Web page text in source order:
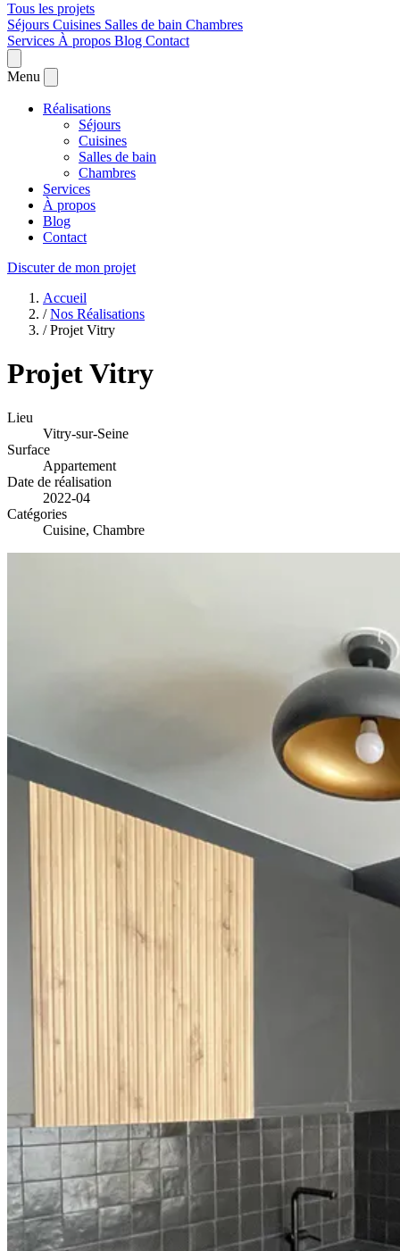
Tous les projets
Séjours Cuisines Salles de bain Chambres
Services À propos Blog Contact
Menu
Réalisations
Séjours
Cuisines
Salles de bain
Chambres
Services
À propos
Blog
Contact
Discuter de mon projet
Accueil
/ Nos Réalisations
/ Projet Vitry
Projet Vitry
Lieu
Vitry-sur-Seine
Surface
Appartement
Date de réalisation
2022-04
Catégories
Cuisine, Chambre